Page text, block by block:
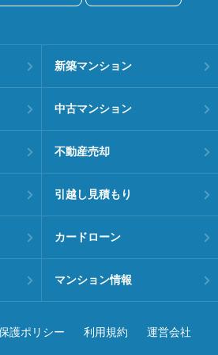
新築マンション
中古マンション
不動産売却
引越し見積もり
カードローン
マンション情報
護ポリシー 利用規約 運営会社